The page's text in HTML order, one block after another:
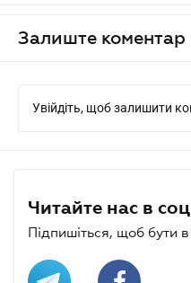
Залиште коментар
Увійдіть, щоб залишити
Читайте нас в
Підпишіться, щоб бути в